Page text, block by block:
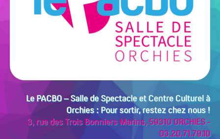
Le PACBO – Salle de Spectacle et Centre Culturel à
Orchies : Pour sortir, restez chez nous !
3, rue des Trois Bonniers Marins, 59310 ORCHIES -
03.20.71.79.10